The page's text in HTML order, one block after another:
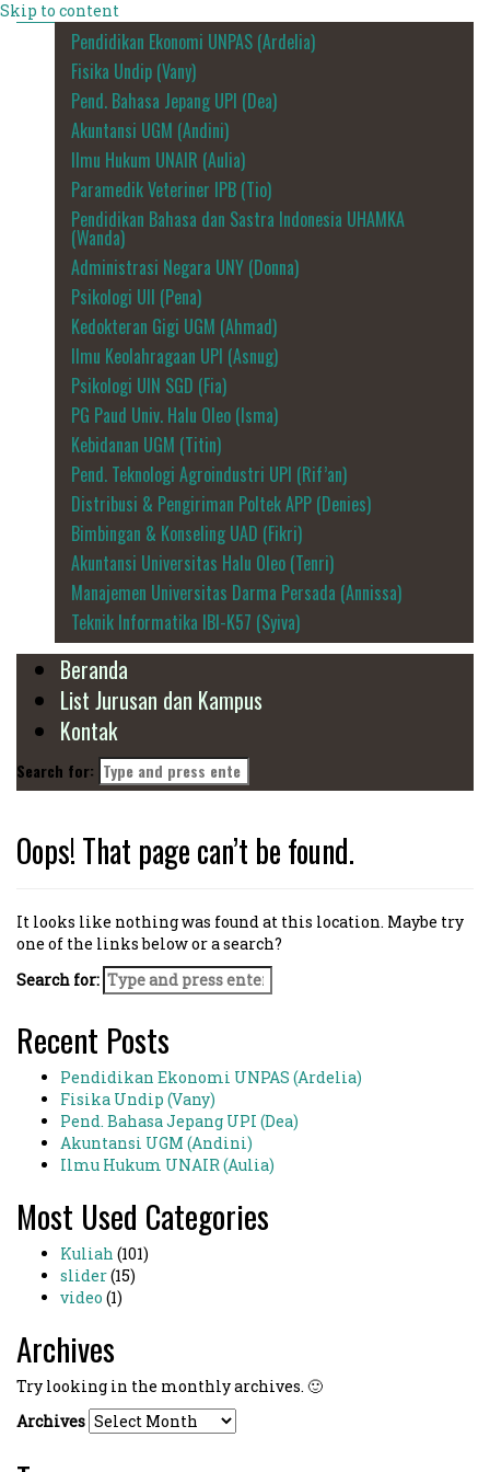
Skip to content
Pendidikan Ekonomi UNPAS (Ardelia)
Fisika Undip (Vany)
Pend. Bahasa Jepang UPI (Dea)
Akuntansi UGM (Andini)
Ilmu Hukum UNAIR (Aulia)
Paramedik Veteriner IPB (Tio)
Pendidikan Bahasa dan Sastra Indonesia UHAMKA
(Wanda)
Administrasi Negara UNY (Donna)
Psikologi UII (Pena)
Kedokteran Gigi UGM (Ahmad)
Ilmu Keolahragaan UPI (Asnug)
Psikologi UIN SGD (Fia)
PG Paud Univ. Halu Oleo (Isma)
Kebidanan UGM (Titin)
Pend. Teknologi Agroindustri UPI (Rif’an)
Distribusi & Pengiriman Poltek APP (Denies)
Bimbingan & Konseling UAD (Fikri)
Akuntansi Universitas Halu Oleo (Tenri)
Manajemen Universitas Darma Persada (Annissa)
Teknik Informatika IBI-K57 (Syiva)
Beranda
List Jurusan dan Kampus
Kontak
Search for:
Oops! That page can’t be found.
It looks like nothing was found at this location. Maybe try
one of the links below or a search?
Search for:
Recent Posts
Pendidikan Ekonomi UNPAS (Ardelia)
Fisika Undip (Vany)
Pend. Bahasa Jepang UPI (Dea)
Akuntansi UGM (Andini)
Ilmu Hukum UNAIR (Aulia)
Most Used Categories
Kuliah (101)
slider(15)
video (1)
Archives
Try looking in the monthly archives. 🙂
Archives